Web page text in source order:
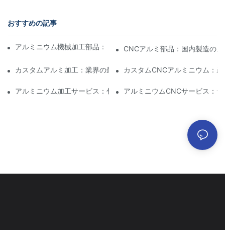
おすすめの記事
アルミニウム機械加工部品：ニッチ市場向けのカスタマイズ
CNCアルミ部品：国内製造の
カスタムアルミ加工：業界の最新イノベーションを探る
カスタムCNCアルミニウム：
アルミニウム加工サービス：包括的なプロジェクト管理
アルミニウムCNCサービス：